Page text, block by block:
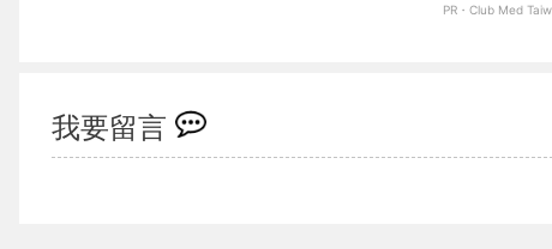
爆表！
PR・Club Med
我要留言